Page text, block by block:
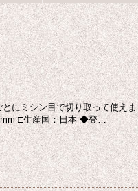
にミシン目で切り取って使えま
□生産国：日本 ◆登…